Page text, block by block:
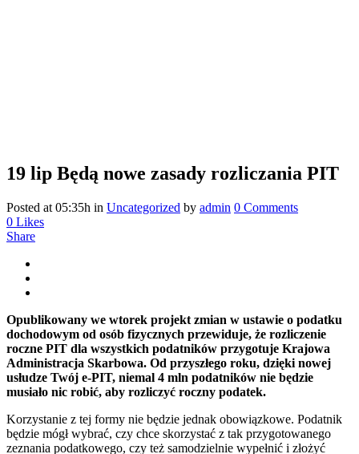
19 lip Będą nowe zasady rozliczania PIT
Posted at 05:35h in Uncategorized by admin 0 Comments
0 Likes
Share
Opublikowany we wtorek projekt zmian w ustawie o podatku
dochodowym od osób fizycznych przewiduje, że rozliczenie
roczne PIT dla wszystkich podatników przygotuje Krajowa
Administracja Skarbowa. Od przyszłego roku, dzięki nowej
usłudze Twój e-PIT, niemal 4 mln podatników nie będzie
musiało nic robić, aby rozliczyć roczny podatek.
Korzystanie z tej formy nie będzie jednak obowiązkowe. Podatnik
będzie mógł wybrać, czy chce skorzystać z tak przygotowanego
zeznania podatkowego, czy też samodzielnie wypełnić i złożyć